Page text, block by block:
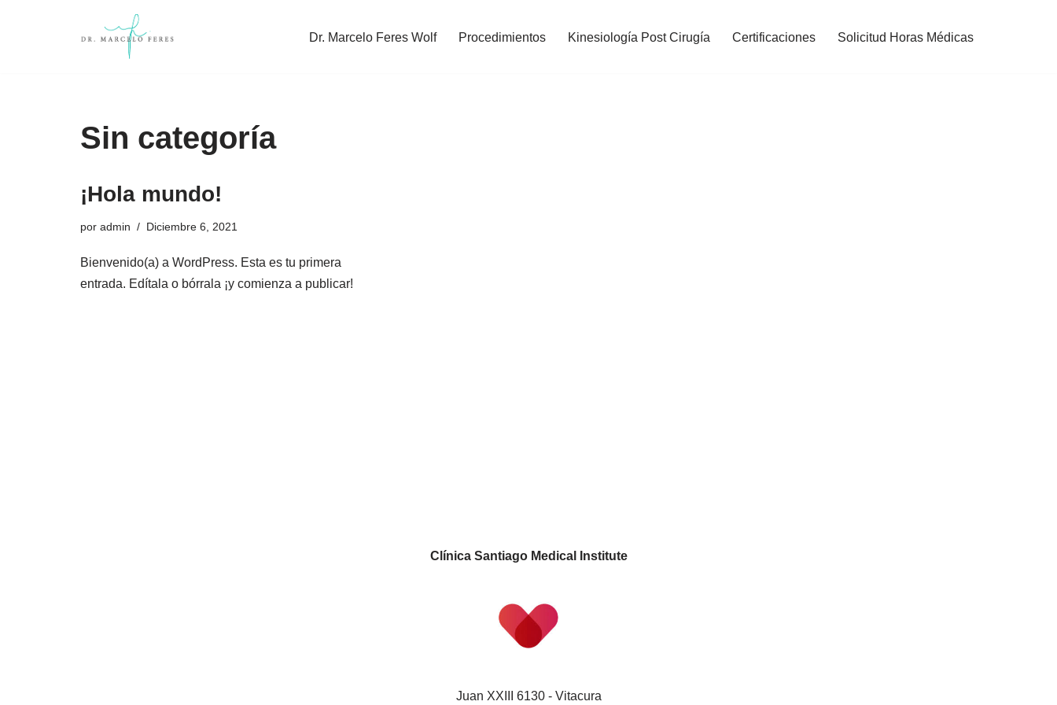
Dr. Marcelo Feres Wolf Procedimientos Kinesiología Post Cirugía Certificaciones Solicitud Horas Médicas
Sin categoría
¡Hola mundo!
por admin Diciembre 6, 2021
Bienvenido(a) a WordPress. Esta es tu primera
entrada. Edítala o bórrala ¡y comienza a publicar!
Clínica Santiago Medical Institute
Juan XXIII 6130 - Vitacura